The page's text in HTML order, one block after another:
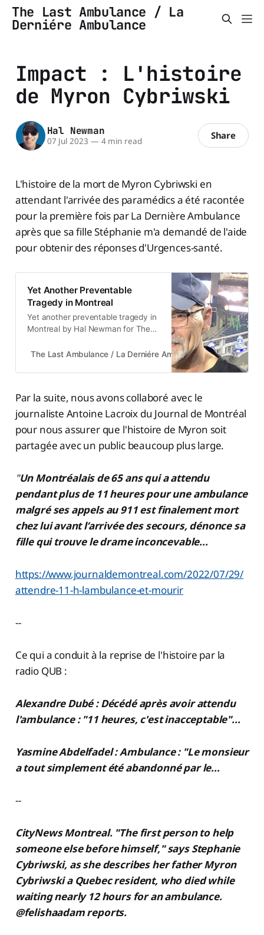
The Last Ambulance / La
Derniére Ambulance
Impact : L'histoire
de Myron Cybriwski
Hal Newman
07 Jul 2023 — 4 min read Share
L'histoire de la mort de Myron Cybriwski en
attendant l'arrivée des paramédics a été racontée
pour la première fois par La Dernière Ambulance
après que sa fille Stéphanie m'a demandé de l'aide
pour obtenir des réponses d'Urgences-santé.
Yet Another Preventable
Tragedy in Montreal
Yet another preventable tragedy in
Montreal by Hal Newman for The
Ambulance 2022-07-22 Intro:The
and it is unacceptable, however it
even the most casual observer of
the emergency prehospital care
The Last Ambulance / La Derniére Ambulance Hal Newman
Par la suite, nous avons collaboré avec le
journaliste Antoine Lacroix du Journal de Montréal
pour nous assurer que l'histoire de Myron soit
partagée avec un public beaucoup plus large.
"Un Montréalais de 65 ans qui a attendu
pendant plus de 11 heures pour une ambulance
malgré ses appels au 911 est finalement mort
chez lui avant l’arrivée des secours, dénonce sa
fille qui trouve le drame inconcevable...
https://www.journaldemontreal.com/2022/07/29/
attendre-11-h-lambulance-et-mourir
--
Ce qui a conduit à la reprise de l'histoire par la
radio QUB :
Alexandre Dubé : Décédé après avoir attendu
l'ambulance : "11 heures, c'est inacceptable"...
Yasmine Abdelfadel : Ambulance : "Le monsieur
a tout simplement été abandonné par le...
--
CityNews Montreal. "The first person to help
someone else before himself," says Stephanie
Cybriwski, as she describes her father Myron
Cybriwski a Quebec resident, who died while
waiting nearly 12 hours for an ambulance.
@felishaadam reports.